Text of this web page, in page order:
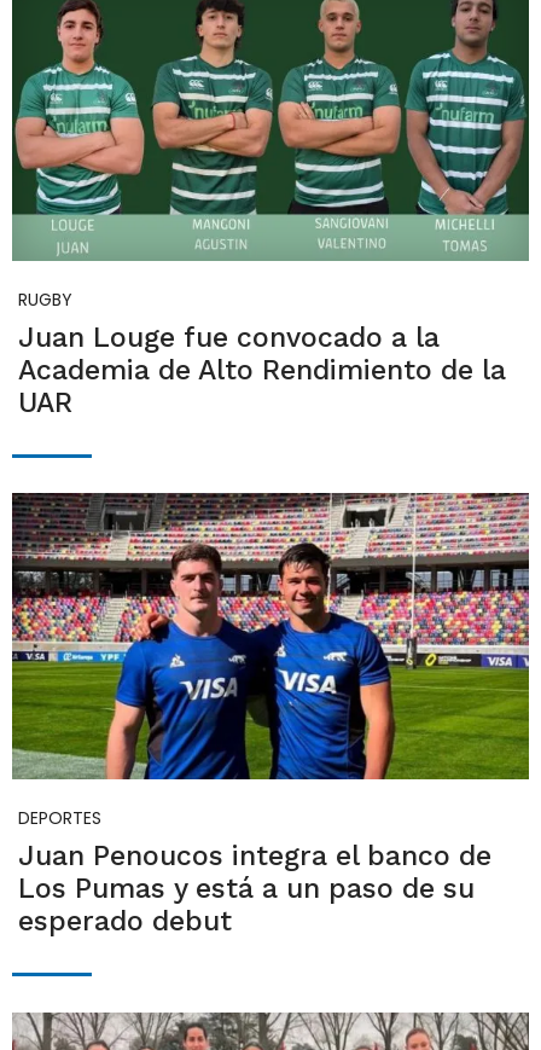
RUGBY
Juan Louge fue convocado a la
Academia de Alto Rendimiento de la
UAR
DEPORTES
Juan Penoucos integra el banco de
Los Pumas y está a un paso de su
esperado debut